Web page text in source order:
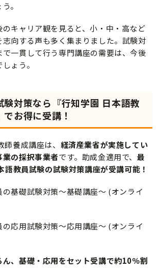
。
のキャリア観を見ると、小・中・高など
向する声も多く集まりました。試験対
一貫して行う専門講座の需要は、今後
ょう。
験対策なら『行知学園 日本語教
お得に受講！
養成講座は、 経済産業省が実施してい
の採択事業者です。助成金適用で、最
教員試験の試験対策講座が受講可能！
の基礎試験対策～基礎講座～ (オンライ
の応用試験対策～応用講座～ (オンライ
、 基礎・応用をセット受講で約10％割